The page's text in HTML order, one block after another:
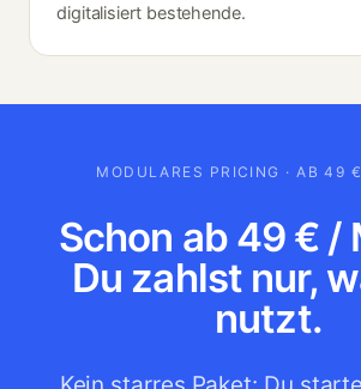
digitalisiert bestehende.
MODULARES PRICING · AB 49
Schon ab 49 € /
Du zahlst nur,
nutzt.